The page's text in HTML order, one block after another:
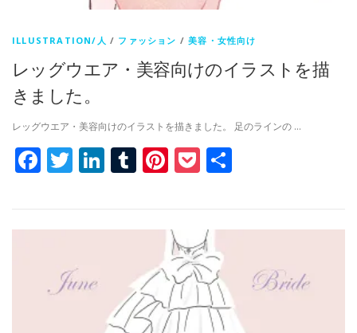
ILLUSTRATION/人 / ファッション /美容・女性向け
レッグウエア・美容向けのイラストを描
きました。
レッグウエア・美容向けのイラストを描きました。 足のラインの …
Facebook
Twitter
LinkedIn
Tumblr
Pinterest
Pocket